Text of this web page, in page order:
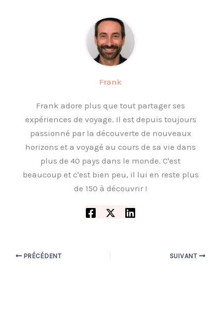
Frank
Frank adore plus que tout partager ses
expériences de voyage. Il est depuis toujours
passionné par la découverte de nouveaux
horizons et a voyagé au cours de sa vie dans
plus de 40 pays dans le monde. C'est
beaucoup et c'est bien peu, il lui en reste plus
de 150 à découvrir !
PRÉCÉDENT SUIVANT